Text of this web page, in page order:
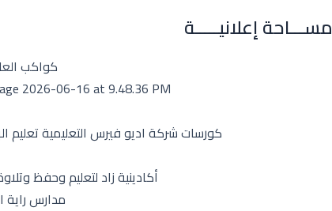
مســـاحة إعلانيـــــة